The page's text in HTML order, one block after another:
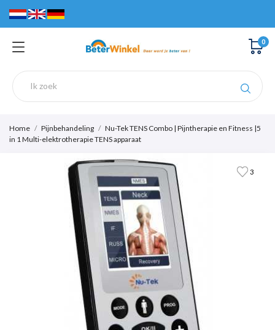
0
Home Pijnbehandeling
Nu-Tek TENS Combo | Pijntherapie en Fitness |5
in 1 Multi-elektrotherapie TENS apparaat
3